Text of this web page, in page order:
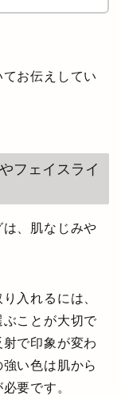
お伝えしてい
フェイスライ
、肌なじみや
入れるには、
ことが大切で
で印象が変わ
い色は肌から
要です。